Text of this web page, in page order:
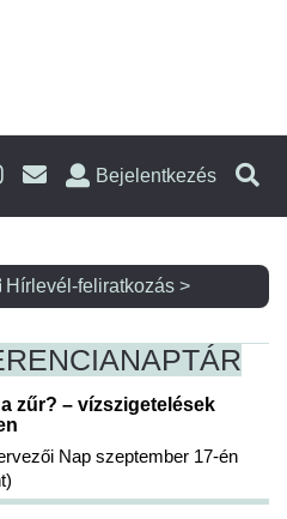
Bejelentkezés
Hírlevél-feliratkozás >
NAPTÁR
zűr? – vízszigetelések
Nap szeptember 17-én